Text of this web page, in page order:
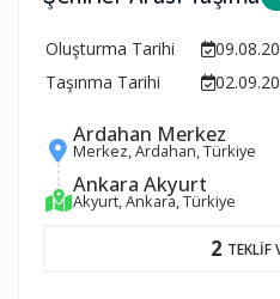
Oluşturma Tarihi
Taşınma Tarihi
Ardahan Merkez
Merkez, Ardahan, Türkiye
Ankara Akyurt
Akyurt, Ankara, Türkiye
2 TEKLİF